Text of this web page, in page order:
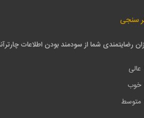
سنجی
رضایتمندی شما از سودمند بودن اطلاعات
عالی
خوب
متوسط